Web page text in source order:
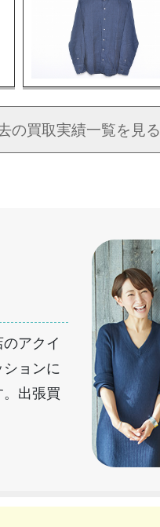
の買取実績一覧を見る
アクイ
ョンに
出張買